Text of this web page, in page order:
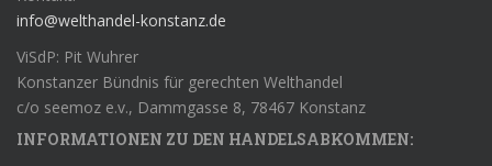
info@welthandel-konstanz.de
ViSdP: Pit Wuhrer
Konstanzer Bündnis für gerechten Welthandel
c/o seemoz e.v., Dammgasse 8, 78467 Konstanz
INFORMATIONEN ZU DEN HANDELSABKOMMEN: